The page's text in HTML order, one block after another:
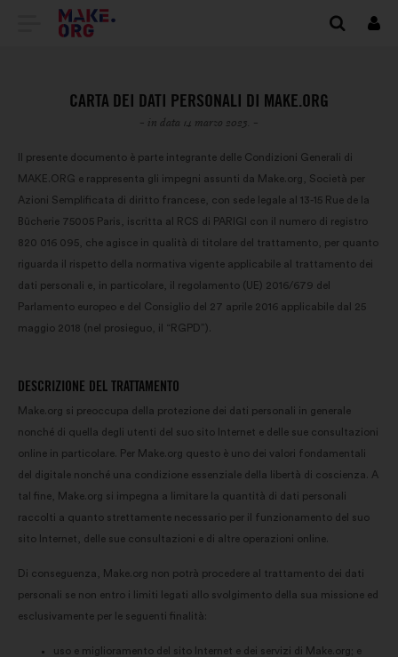
VAI
HOME
DI
MAKE.ORG
CARTA DEI DATI PERSONALI DI MAKE.ORG
- in data 14 marzo 2023. -
Il presente documento è parte integrante delle Condizioni Generali di
MAKE.ORG e rappresenta gli impegni assunti da Make.org, Società per
Azioni Semplificata di diritto francese, con sede legale al 13-15 Rue de la
Bûcherie 75005 Paris, iscritta al RCS di PARIGI con il numero di registro
820 016 095, che agisce in qualità di titolare del trattamento, per quanto
riguarda il rispetto della normativa vigente applicabile al trattamento dei
dati personali e, in particolare, il regolamento (UE) 2016/679 del
Parlamento europeo e del Consiglio del 27 aprile 2016 applicabile dal 25
maggio 2018 (nel prosieguo, il “RGPD”).
DESCRIZIONE DEL TRATTAMENTO
Make.org si preoccupa della protezione dei dati personali in generale
nonché di quella degli utenti del suo sito Internet e delle sue consultazioni
online in particolare. Per Make.org questo è uno dei valori fondamentali
del digitale nonché una condizione essenziale della libertà di coscienza. A
tal fine, Make.org si impegna a limitare la quantità di dati personali
raccolti a quanto strettamente necessario per il funzionamento del suo
sito Internet, delle sue consultazioni e di altre operazioni online.
Di conseguenza, Make.org non potrà procedere al trattamento dei dati
personali se non entro i limiti legati allo svolgimento della sua missione ed
esclusivamente per le seguenti finalità:
uso e miglioramento del sito Internet e dei servizi di Make.org; e